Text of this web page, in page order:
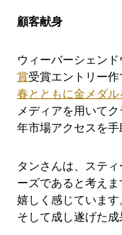
顧客献身
ウィーバーシェン
賞受賞エントリー
春とともに金メダ
メディアを用いて
年市場アクセスを手
タンさんは、ステ
ーズであると考えま
嬉しく感じています
そして成し遂げた